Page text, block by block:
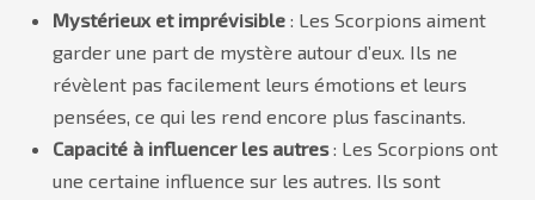
Mystérieux et imprévisible : Les Scorpions aiment
garder une part de mystère autour d’eux. Ils ne
révèlent pas facilement leurs émotions et leurs
pensées, ce qui les rend encore plus fascinants.
Capacité à influencer les autres: Les Scorpions ont
une certaine influence sur les autres. Ils sont